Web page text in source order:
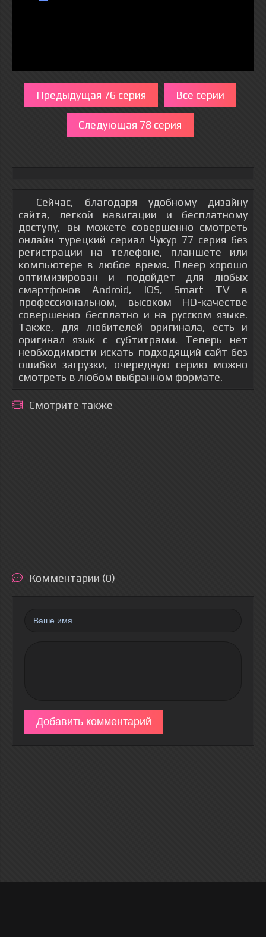
Предыдущая 76 серия Все серии
Следующая 78 серия
Сейчас, благодаря удобному дизайну
сайта, легкой навигации и бесплатному
доступу, вы можете совершенно смотреть
онлайн турецкий сериал Чукур 77 серия без
регистрации на телефоне, планшете или
компьютере в любое время. Плеер хорошо
оптимизирован и подойдет для любых
смартфонов Android, IOS, Smart TV в
профессиональном, высоком HD-качестве
совершенно бесплатно и на русском языке.
Также, для любителей оригинала, есть и
оригинал язык с субтитрами. Теперь нет
необходимости искать подходящий сайт без
ошибки загрузки, очередную серию можно
смотреть в любом выбранном формате.
Смотрите также
Комментарии (0)
Добавить комментарий